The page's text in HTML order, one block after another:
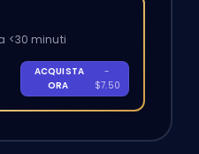
<30 minuti
ACQUISTA
ORA
-
$7.50